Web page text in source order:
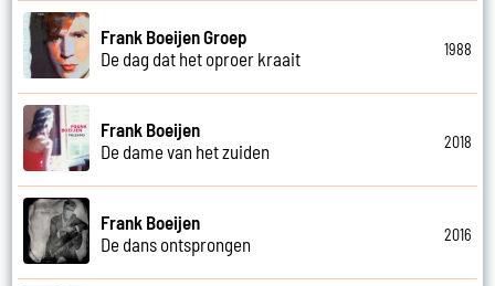
Frank Boeijen Groep
De dag dat het oproer kraait
1988
Frank Boeijen
De dame van het zuiden
2018
Frank Boeijen
De dans ontsprongen
2016